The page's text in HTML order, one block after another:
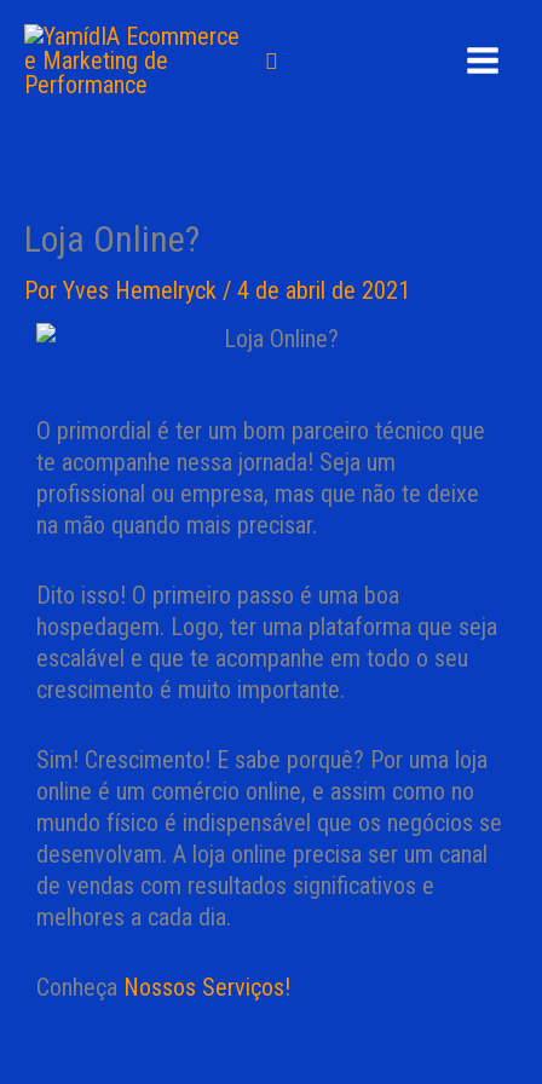
para
Pesquisar
Loja Online?
Por Yves Hemelryck / 4 de abril de 2021
O primordial é ter um bom parceiro técnico que
te acompanhe nessa jornada! Seja um
profissional ou empresa, mas que não te deixe
na mão quando mais precisar.
Dito isso! O primeiro passo é uma boa
hospedagem. Logo, ter uma plataforma que seja
escalável e que te acompanhe em todo o seu
crescimento é muito importante.
Sim! Crescimento! E sabe porquê? Por uma loja
online é um comércio online, e assim como no
mundo físico é indispensável que os negócios se
desenvolvam. A loja online precisa ser um canal
de vendas com resultados significativos e
melhores a cada dia.
Conheça Nossos Serviços!